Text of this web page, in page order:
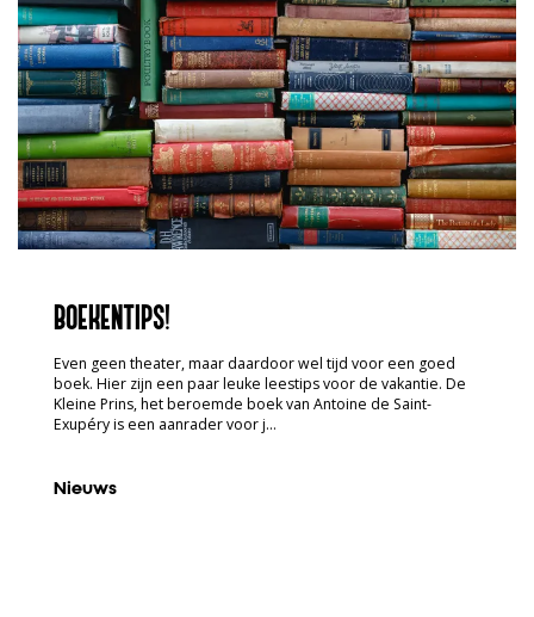
BOEKENTIPS!
Even geen theater, maar daardoor wel tijd voor een goed
boek. Hier zijn een paar leuke leestips voor de vakantie. De
Kleine Prins, het beroemde boek van Antoine de Saint-
Exupéry is een aanrader voor j…
Nieuws